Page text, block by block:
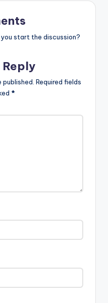
start the discussion?
Reply
published. Required fields
*